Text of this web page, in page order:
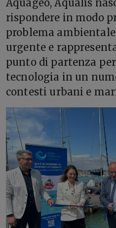
Aquageo, Aqualis
rispondere in modo
problema
urgente e
punto di partenza
tecnologia in un
contesti urbani e